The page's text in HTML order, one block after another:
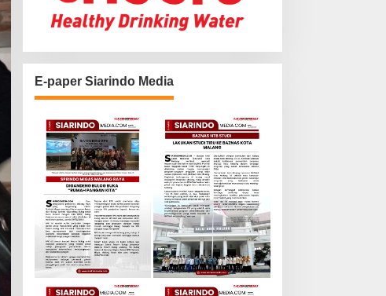
E-paper Siarindo Media